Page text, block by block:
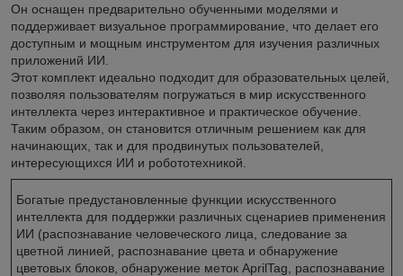
Он оснащен предварительно обученными моделями и
поддерживает визуальное программирование, что делает его
доступным и мощным инструментом для изучения различных
приложений ИИ.
Этот комплект идеально подходит для образовательных целей,
позволяя пользователям погружаться в мир искусственного
интеллекта через интерактивное и практическое обучение.
Таким образом, он становится отличным решением как для
начинающих, так и для продвинутых пользователей,
интересующихся ИИ и робототехникой.
Богатые предустановленные функции искусственного
интеллекта для поддержки различных сценариев применения
ИИ (распознавание человеческого лица, следование за
цветной линией, распознавание цвета и обнаружение
цветовых блоков, обнаружение меток AprilTag, распознавание